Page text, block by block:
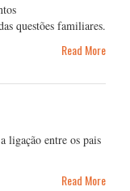
questões familiares.
Read More
ligação entre os pais
Read More